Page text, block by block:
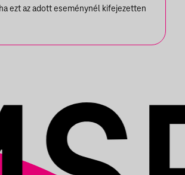
ezt az adott eseménynél kifejezetten